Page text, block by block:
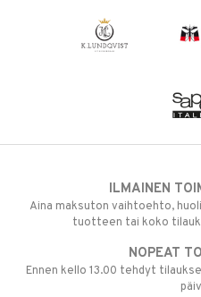
ILMAINEN
Aina maksuton vaihtoehto,
tuotteen tai koko
NOPEAT
Ennen kello 13.00 tehdyt